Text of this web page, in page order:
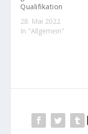
Qualifikation
28. Mai 2022
In "Allgemein"